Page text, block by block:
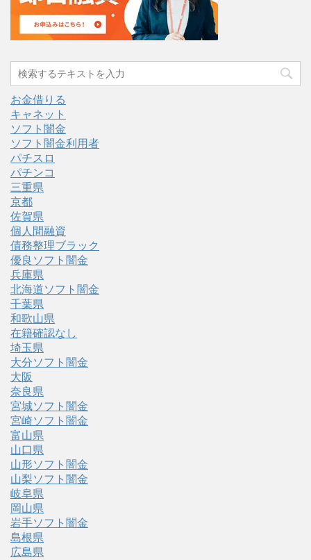
お金借りる
キャネット
ソフト闇金
ソフト闇金利用者
パチスロ
パチンコ
三重県
京都
佐賀県
個人間融資
債務整理ブラック
優良ソフト闇金
兵庫県
北海道ソフト闇金
千葉県
和歌山県
在籍確認なし
埼玉県
大分ソフト闇金
大阪
奈良県
宮城ソフト闇金
宮崎ソフト闇金
富山県
山口県
山形ソフト闇金
山梨ソフト闇金
岐阜県
岡山県
岩手ソフト闇金
島根県
広島県